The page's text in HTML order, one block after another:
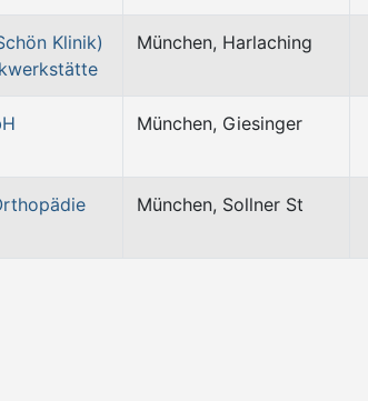
Klinik)
München, Harlaching
München, Giesinger
München, Sollner St